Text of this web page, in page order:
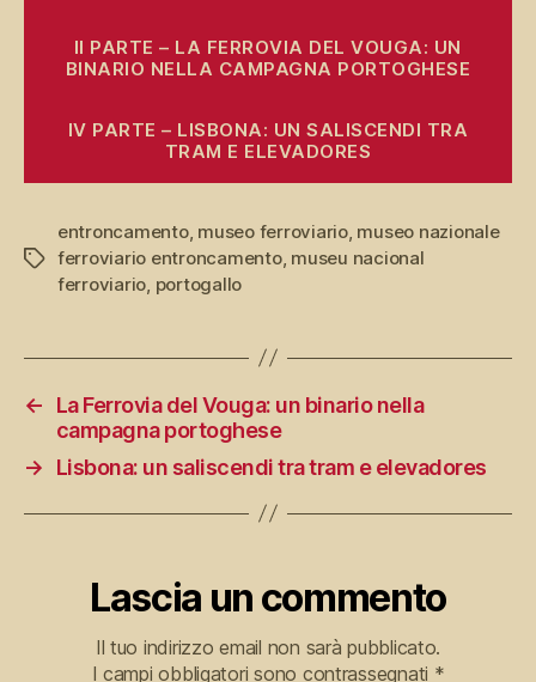
II PARTE – LA FERROVIA DEL VOUGA: UN
BINARIO NELLA CAMPAGNA PORTOGHESE
IV PARTE – LISBONA: UN SALISCENDI TRA
TRAM E ELEVADORES
Tag
entroncamento, museo ferroviario, museo nazionale
ferroviario entroncamento, museu nacional
ferroviario portogallo
←
La Ferrovia del Vouga: un binario nella
campagna portoghese
→
Lisbona: un saliscendi tra tram e elevadores
Lascia un commento
Il tuo indirizzo email non sarà pubblicato.
I campi obbligatori sono contrassegnati *